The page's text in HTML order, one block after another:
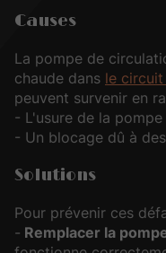
Causes
La pompe de
chaude dans le
peuvent survenir en
- L'usure de la pompe
- Un blocage dû à
Solutions
Pour prévenir ces
- Remplacer la